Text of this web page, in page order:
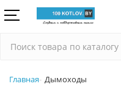
Главная Дымоходы